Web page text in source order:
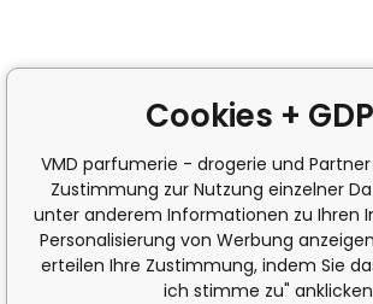
Cookies +
VMD parfumerie - drogerie und
Zustimmung zur Nutzung einzelner
unter anderem Informationen zu Ihren
Personalisierung von Werbung
erteilen Ihre Zustimmung, indem Sie
ich stimme zu"